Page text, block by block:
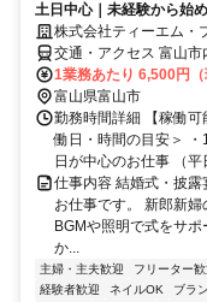
土日中心｜未経験から始
株式会社ティーエム・
交通・アクセス 富山
1業務あたり 6,500円（
富山県富山市
勤務時間詳細 【稼働
働日・時間の目安＞
日が中心のお仕事 （
仕事内容 結婚式・披
お仕事です。 新郎新婦
BGMや照明で式をサ
か...
主婦・主夫歓迎 フリーター歓
経験者歓迎
ネイルOK ブラ